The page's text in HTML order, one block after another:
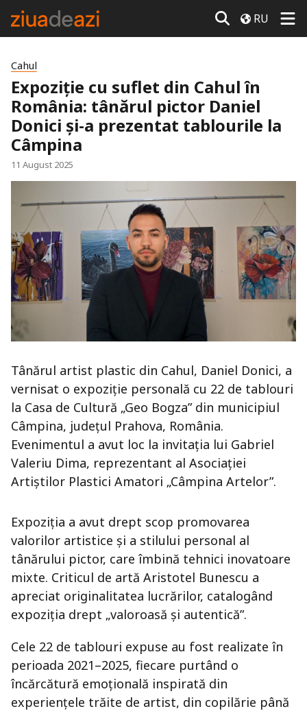
RU
Cahul
Expoziție cu suflet din Cahul în
România: tânărul pictor Daniel
Donici și-a prezentat tablourile la
Câmpina
11 August 2025
Tânărul artist plastic din Cahul, Daniel Donici, a
vernisat o expoziție personală cu 22 de tablouri
la Casa de Cultură „Geo Bogza” din municipiul
Câmpina, județul Prahova, România.
Evenimentul a avut loc la invitația lui Gabriel
Valeriu Dima, reprezentant al Asociației
Artiștilor Plastici Amatori „Câmpina Artelor”.
Expoziția a avut drept scop promovarea
valorilor artistice și a stilului personal al
tânărului pictor, care îmbină tehnici inovatoare
mixte. Criticul de artă Aristotel Bunescu a
apreciat originalitatea lucrărilor, catalogând
expoziția drept „valoroasă și autentică”.
Cele 22 de tablouri expuse au fost realizate în
perioada 2021–2025, fiecare purtând o
încărcătură emoțională inspirată din
experiențele trăite de artist, din copilărie până